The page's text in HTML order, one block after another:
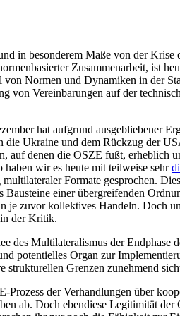
in besonderem Maße von der
Zusammenarbeit, ist
Normen und Dynamiken in der
von Vereinbarungen auf der
hat aufgrund ausgeblie­bener
Ukraine und dem Rückzug der
auf denen die OSZE fußt,
wir es heute mit teil­weise sehr
Formate gesprochen.
einer übergreifenden
je zuvor kollektives Han­deln. Doch
in der Kritik.
Multilateralismus der Endphase
potentielles Organ zur
strukturellen Grenzen zu­nehmend
der Verhandlungen über
ab. Doch ebendiese Legi­timität